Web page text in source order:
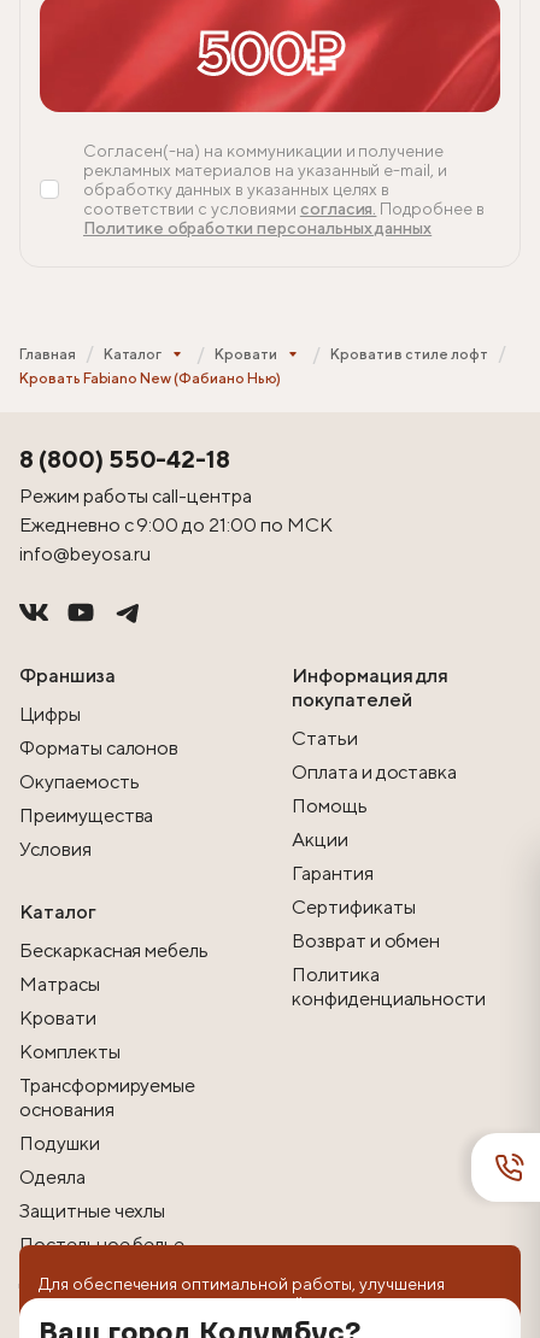
500₽
Согласен(-на) на коммуникации и получение
рекламных материалов на указанный e-mail, и
обработку данных в указанных целях в
соответствии с условиями согласия. Подробнее в
Политике обработки персональных данных
Главная Каталог Кровати
Кровати в стиле лофт
Кровать Fabiano New (Фабиано Нью)
8 (800) 550-42-18
Режим работы call-центра
Ежедневно с 9:00 до 21:00 по МСК
info@beyosa.ru
Франшиза
Цифры
Форматы салонов
Окупаемость
Преимущества
Условия
Каталог
Бескаркасная мебель
Матрасы
Кровати
Комплекты
Трансформируемые
основания
Подушки
Одеяла
Защитные чехлы
Постельное белье
Другие товары
Информация для
покупателей
Статьи
Оплата и доставка
Помощь
Акции
Гарантия
Сертификаты
Возврат и обмен
Политика
конфиденциальности
Для обеспечения оптимальной работы, улучшения
пользовательского опыта на сайте используются
технологии cookie. Продолжая использование веб-